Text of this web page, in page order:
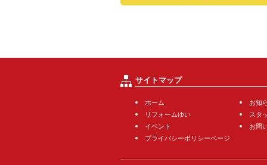
サイトマップ
ホーム
お知
リフォームゆい
スタ
イベント
お問
プライバシーポリシーページ